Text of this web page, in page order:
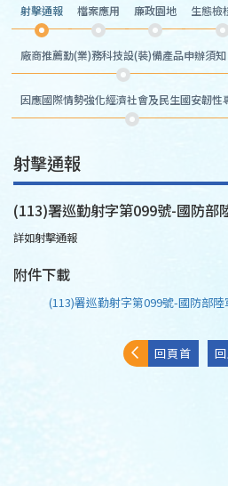
射擊通報 檔案應用 廉政園地 生態檢
廠商推薦勤(業)務科技設(裝)備產品申辦須知
因應國際情勢強化經濟社會及民生國安韌性
射擊通報
(113)署巡勤射字第099號-國防部
詳如射擊通報
附件下載
(113)署巡勤射字第099號-國防部
回頁首